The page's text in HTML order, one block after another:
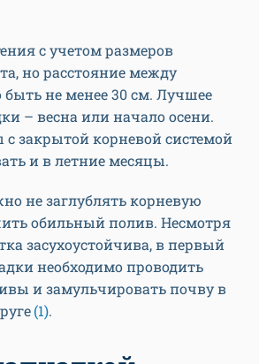
с учетом размеров
но расстояние между
не менее 30 см. Лучшее
– весна или начало осени.
закрытой корневой системой
и в летние месяцы.
не заглублять корневую
обильный полив. Несмотря
засухоустойчива, в первый
необходимо проводить
и замульчировать почву в
(1).